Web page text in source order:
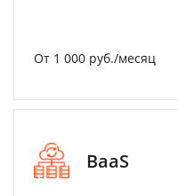
От 1 000 руб./месяц
BaaS